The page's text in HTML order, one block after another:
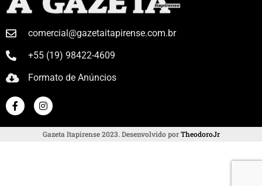
comercial@gazetaitapirense.com.br
+55 (19) 98422-4609
Formato de Anúncios
Gazeta Itapirense 2023. Desenvolvido porTheodoroJr